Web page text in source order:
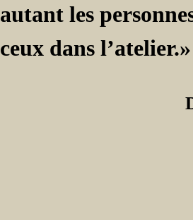
autant les
ceux dans l’atelier.»